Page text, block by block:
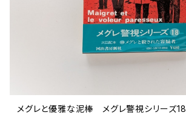
メグレと優雅な泥棒 メグレ警視シリーズ18